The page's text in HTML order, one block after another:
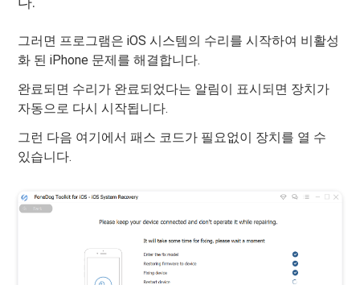
그러면 프로그램은 iOS 시스템의 수리를 시작하여 비활성
화 된 iPhone 문제를 해결합니다.
완료되면 수리가 완료되었다는 알림이 표시되면 장치가
자동으로 다시 시작됩니다.
그런 다음 여기에서 패스 코드가 필요없이 장치를 열 수
있습니다.